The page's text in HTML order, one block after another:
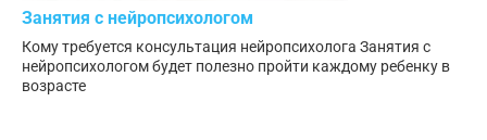
Занятия с нейропсихологом
Кому требуется консультация нейропсихолога Занятия с
нейропсихологом будет полезно пройти каждому ребенку в
возрасте